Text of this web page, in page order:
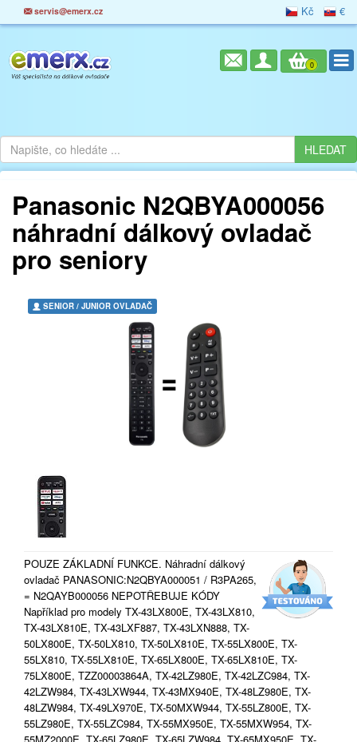
servis@emerx.cz Kč €
0
Panasonic N2QBYA000056
náhradní dálkový ovladač
pro seniory
SENIOR / JUNIOR OVLADAČ
POUZE ZÁKLADNÍ FUNKCE. Náhradní dálkový
ovladač PANASONIC:N2QBYA000051 / R3PA265,
= N2QAYB000056 NEPOTŘEBUJE KÓDY
Například pro modely TX-43LX800E, TX-43LX810,
TX-43LX810E, TX-43LXF887, TX-43LXN888, TX-
50LX800E, TX-50LX810, TX-50LX810E, TX-55LX800E, TX-
55LX810, TX-55LX810E, TX-65LX800E, TX-65LX810E, TX-
75LX800E, TZZ00003864A, TX-42LZ980E, TX-42LZC984, TX-
42LZW984, TX-43LXW944, TX-43MX940E, TX-48LZ980E, TX-
48LZW984, TX-49LX970E, TX-50MXW944, TX-55LZ800E, TX-
55LZ980E, TX-55LZC984, TX-55MX950E, TX-55MXW954, TX-